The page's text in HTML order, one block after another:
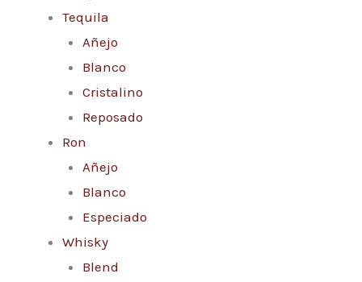
Tequila
Añejo
Blanco
Cristalino
Reposado
Ron
Añejo
Blanco
Especiado
Whisky
Blend